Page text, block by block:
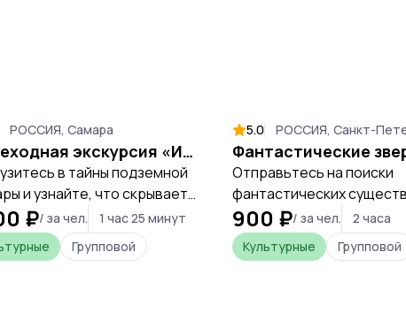
РОССИЯ, Самара
Пешеходная экскурсия «Интересная Самара» с посещением бункера Сталина с оплатой на месте
в тайны подземной
и узнайте, что скрывает
рассекреченный бункер
₽/ за чел.
1 час 25 минут
Групповой
5.0 РОССИЯ, Санкт-
Отправьтесь на поиски
фантастических
застывших на фасадах
доходных домов, чтобы
расшифровать тайные
900 ₽/ за чел.
2 часа
Культурные
Групповой